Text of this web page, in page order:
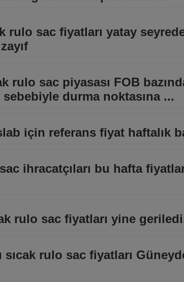
rulo sac fiyatları yatay
rulo sac piyasası FOB
durma noktasına ...
için referans fiyat haftalık
ihracatçıları bu hafta
rulo sac fiyatları yine
sıcak rulo sac fiyatları